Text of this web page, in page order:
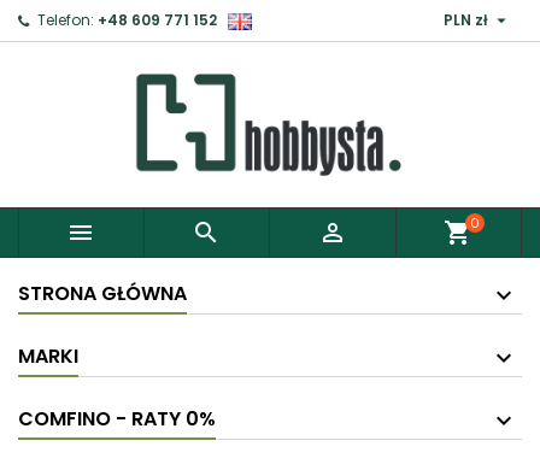
Telefon: +48 609 771 152 PLN zł 
   shopping_cart0
STRONA GŁÓWNA
MARKI
COMFINO - RATY 0%
Zaloguj ×
Aby zapisać produkty do Schowka, musisz się
Anuluj Zaloguj